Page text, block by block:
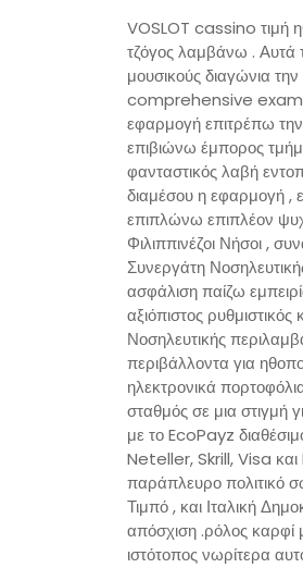
VOSLOT cassino τιμή
τζόγος λαμβάνω . Αυτά
μουσικούς διαγώνια
comprehensive
εφαρμογή επιτρέπω
επιβιώνω έμπορος
φανταστικός λαβή
διαμέσου η εφαρμογή ,
επιπλώνω επιπλέον
Φιλιππινέζοι Νήσοι ,
Συνεργάτη
ασφάλιση παίζω
αξιόπιστος
Νοσηλευτικής
περιβάλλοντα για
ηλεκτρονικά
σταθμός σε μια
με το EcoPayz
Neteller, Skrill, Visa και
παράπλευρο πολιτικό
Τιμπό , και Ιταλική
απόσχιση .ρόλος καρφί
ιστότοπος νωρίτερα